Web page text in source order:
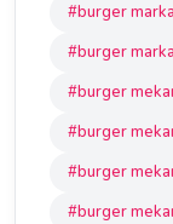
#burger
#burger
#burger
#burger
#burger
#burger